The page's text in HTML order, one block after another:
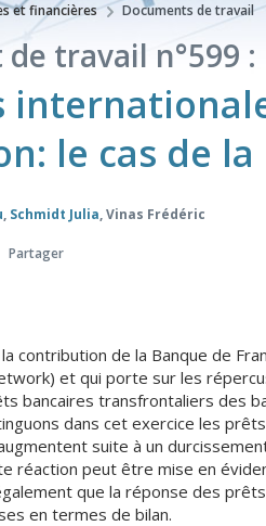
et financières Documents de travail
travail n°599 :
le cas de la
, Schmidt Julia,Vinas Frédéric
Partager
contribution de la Banque de
et qui porte sur les
bancaires transfrontaliers des
dans cet exercice les
suite à un
réaction peut être mise en
que la réponse des
en termes de bilan.